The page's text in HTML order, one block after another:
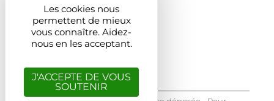
AUTRES PAGES
Mentions légales
Les cookies nous
permettent de mieux
vous connaître. Aidez-
nous en les acceptant.
J'ACCEPTE DE VOUS
SOUTENIR